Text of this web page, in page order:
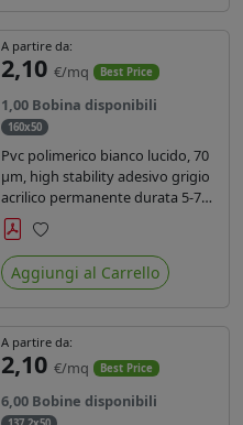
A partire da:
2,10 €/mq Best Price
1,00 Bobina disponibili
160x50
Pvc polimerico bianco lucido, 70
µm, high stability adesivo grigio
acrilico permanente durata 5-7
anni, per stampe con inchiostri
solvente, ecosolvente, UV e latex.
Preferiti
Aggiungi al Carrello
A partire da:
2,10 €/mq Best Price
6,00 Bobine disponibili